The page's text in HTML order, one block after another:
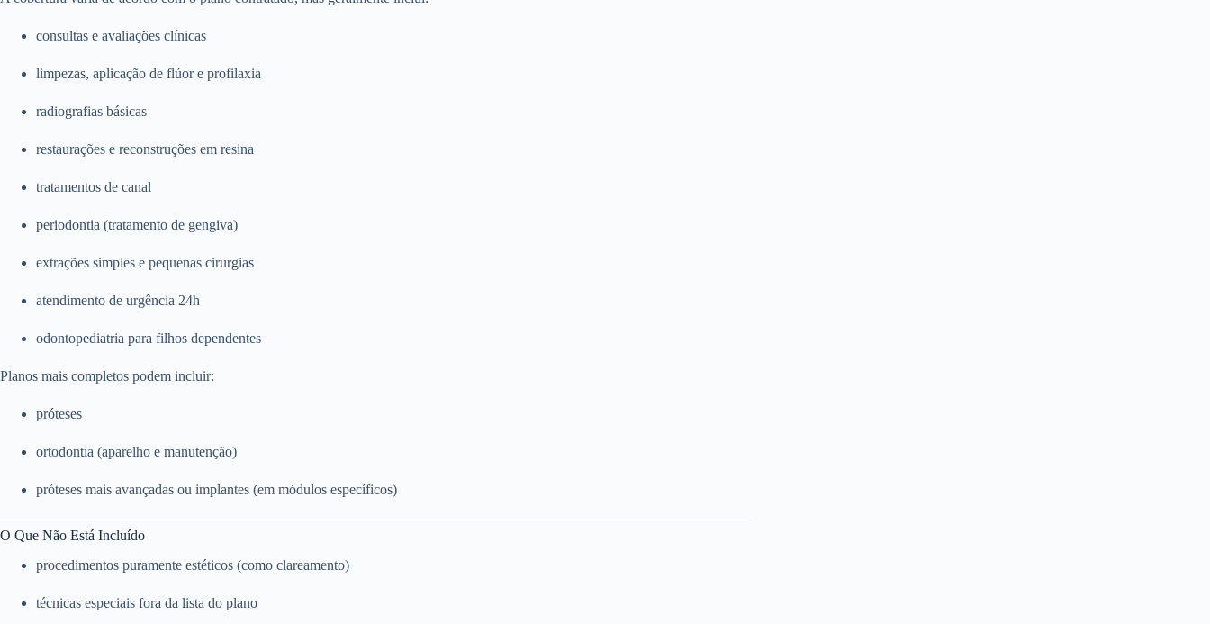
consultas e avaliações clínicas
limpezas, aplicação de flúor e profilaxia
radiografias básicas
restaurações e reconstruções em resina
tratamentos de canal
periodontia (tratamento de gengiva)
extrações simples e pequenas cirurgias
atendimento de urgência 24h
odontopediatria para filhos dependentes
Planos mais completos podem incluir:
próteses
ortodontia (aparelho e manutenção)
próteses mais avançadas ou implantes (em módulos específicos)
O Que Não Está Incluído
procedimentos puramente estéticos (como clareamento)
técnicas especiais fora da lista do plano